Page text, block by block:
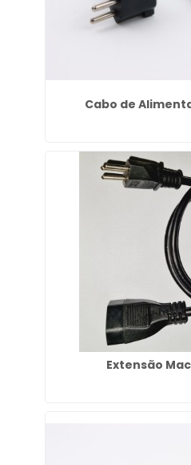
Cabo de
Extensão